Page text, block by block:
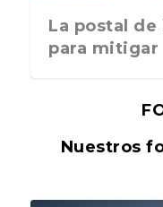
La postal de
para mitigar
Nuestros